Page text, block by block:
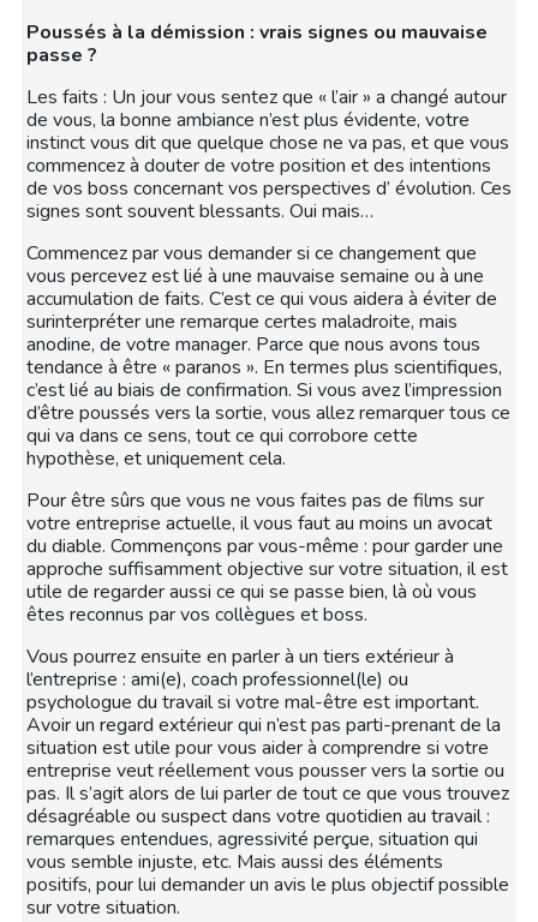
Poussés à la démission : vrais signes ou mauvaise
passe ?
Les faits : Un jour vous sentez que « l’air » a changé autour
de vous, la bonne ambiance n’est plus évidente, votre
instinct vous dit que quelque chose ne va pas, et que vous
commencez à douter de votre position et des intentions
de vos boss concernant vos perspectives d’ évolution. Ces
signes sont souvent blessants. Oui mais…
Commencez par vous demander si ce changement que
vous percevez est lié à une mauvaise semaine ou à une
accumulation de faits. C’est ce qui vous aidera à éviter de
surinterpréter une remarque certes maladroite, mais
anodine, de votre manager. Parce que nous avons tous
tendance à être « paranos ». En termes plus scientifiques,
c’est lié au biais de confirmation. Si vous avez l’impression
d’être poussés vers la sortie, vous allez remarquer tous ce
qui va dans ce sens, tout ce qui corrobore cette
hypothèse, et uniquement cela.
Pour être sûrs que vous ne vous faites pas de films sur
votre entreprise actuelle, il vous faut au moins un avocat
du diable. Commençons par vous-même : pour garder une
approche suffisamment objective sur votre situation, il est
utile de regarder aussi ce qui se passe bien, là où vous
êtes reconnus par vos collègues et boss.
Vous pourrez ensuite en parler à un tiers extérieur à
l’entreprise : ami(e), coach professionnel(le) ou
psychologue du travail si votre mal-être est important.
Avoir un regard extérieur qui n’est pas parti-prenant de la
situation est utile pour vous aider à comprendre si votre
entreprise veut réellement vous pousser vers la sortie ou
pas. Il s’agit alors de lui parler de tout ce que vous trouvez
désagréable ou suspect dans votre quotidien au travail :
remarques entendues, agressivité perçue, situation qui
vous semble injuste, etc. Mais aussi des éléments
positifs, pour lui demander un avis le plus objectif possible
sur votre situation.